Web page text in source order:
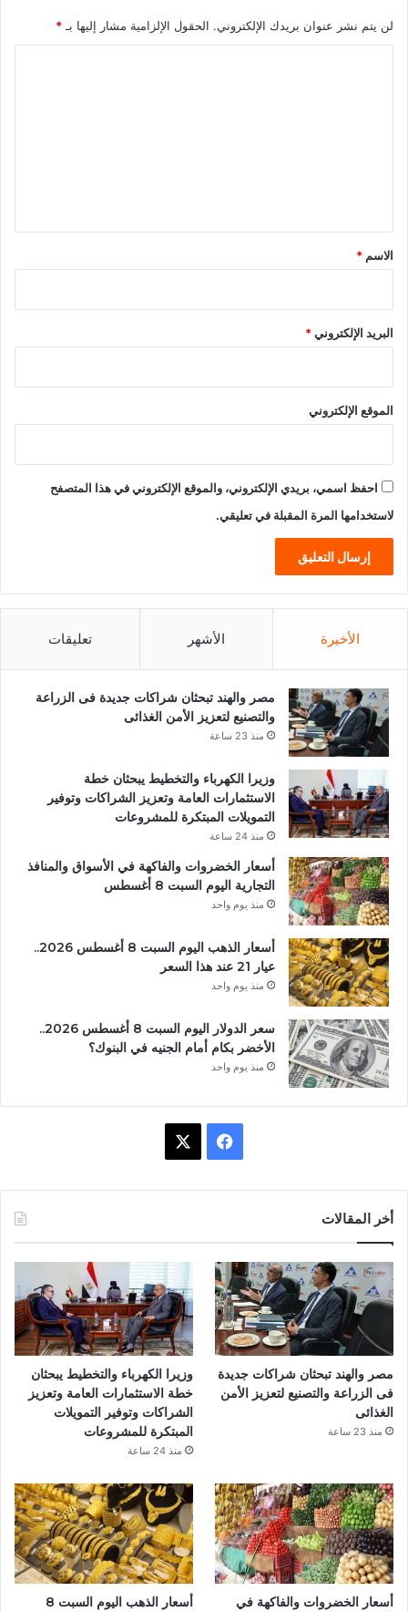
لن يتم نشر عنوان بريدك الإلكتروني. الحقول الإلزامية مشار إليها بـ *
*
الاسم *
البريد الإلكتروني*
الموقع الإلكتروني
احفظ اسمي، بريدي الإلكتروني، والموقع الإلكتروني في هذا المتصفح
لاستخدامها المرة المقبلة في تعليقي.
الأخيرة الأشهر تعليقات
مصر والهند تبحثان شراكات جديدة فى الزراعة
والتصنيع لتعزيز الأمن الغذائى
منذ 23 ساعة
وزيرا الكهرباء والتخطيط يبحثان خطة
الاستثمارات العامة وتعزيز الشراكات وتوفير
التمويلات المبتكرة للمشروعات
منذ 24 ساعة
أسعار الخضروات والفاكهة في الأسواق والمنافذ
التجارية اليوم السبت 8 أغسطس
منذ يوم واحد
أسعار الذهب اليوم السبت 8 أغسطس 2026..
عيار 21 عند هذا السعر
منذ يوم واحد
سعر الدولار اليوم السبت 8 أغسطس 2026..
الأخضر بكام أمام الجنيه في البنوك؟
منذ يوم واحد
و
ك
أخر المقالات
مصر والهند تبحثان شراكات جديدة
فى الزراعة والتصنيع لتعزيز الأمن
الغذائى
منذ 23 ساعة
وزيرا الكهرباء والتخطيط يبحثان
خطة الاستثمارات العامة وتعزيز
الشراكات وتوفير التمويلات
المبتكرة للمشروعات
منذ 24 ساعة
أسعار الخضروات والفاكهة في
أسعار الذهب اليوم السبت 8